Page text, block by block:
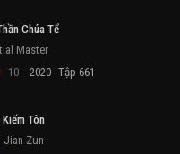
Chúa Tể
Master
10
2020 Tập 661
Kiếm Tôn
Jian Zun